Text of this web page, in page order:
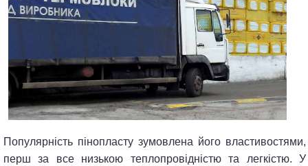
Популярність пінопласту зумовлена його властивостями,
перш за все низькою теплопровідністю та легкістю. У